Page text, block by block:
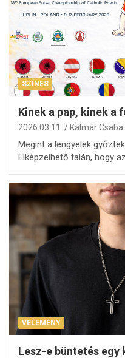
SZÍNES
Kinek a pap, kinek a
2026.03.11. Kalmár Csaba
Megint a lengyelek
Elképzelhető talán, hogy
VÉLEMÉNY
Lesz-e büntetés